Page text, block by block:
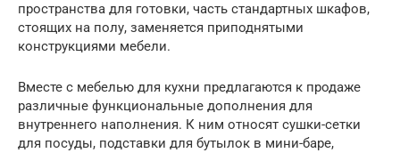
пространства для готовки, часть стандартных шкафов,
стоящих на полу, заменяется приподнятыми
конструкциями мебели.
Вместе с мебелью для кухни предлагаются к продаже
различные функциональные дополнения для
внутреннего наполнения. К ним относят сушки-сетки
для посуды, подставки для бутылок в мини-баре,